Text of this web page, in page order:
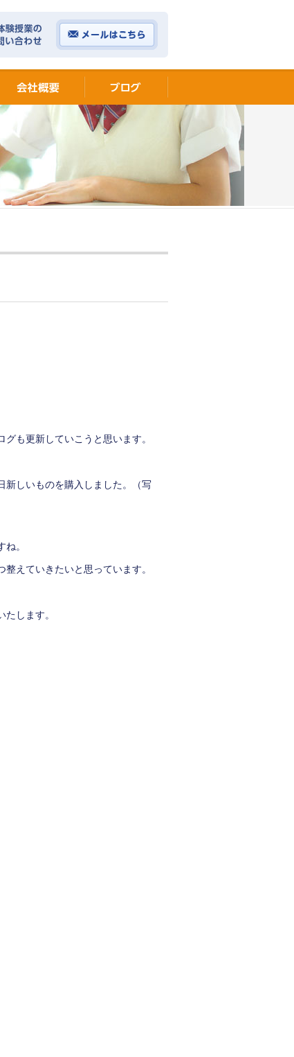
も更新していこうと思います。
新しいものを購入しました。（写
。
えていきたいと思っています。
します。